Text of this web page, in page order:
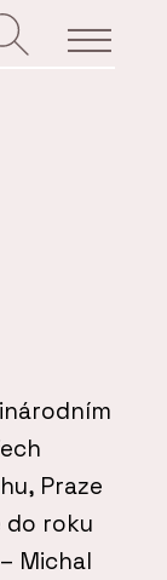
Praze
do roku
Michal